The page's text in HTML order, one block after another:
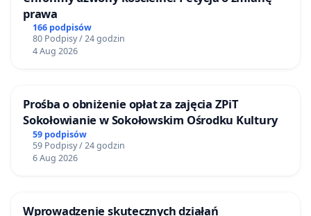
prawa
166 podpisów
80 Podpisy / 24 godzin
4 Aug 2026
Prośba o obniżenie opłat za zajęcia ZPiT
Sokołowianie w Sokołowskim Ośrodku Kultury
59 podpisów
59 Podpisy / 24 godzin
6 Aug 2026
Wprowadzenie skutecznych działań